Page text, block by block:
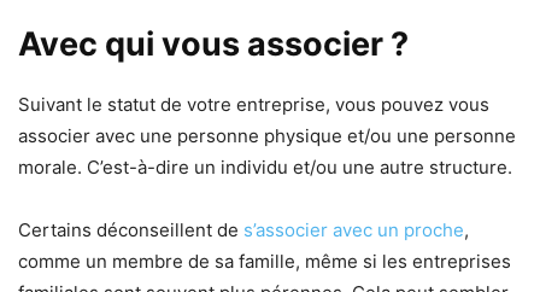
Avec qui vous associer ?
Suivant le statut de votre entreprise, vous pouvez vous
associer avec une personne physique et/ou une personne
morale. C’est-à-dire un individu et/ou une autre structure.
Certains déconseillent de s’associer avec un proche,
comme un membre de sa famille, même si les entreprises